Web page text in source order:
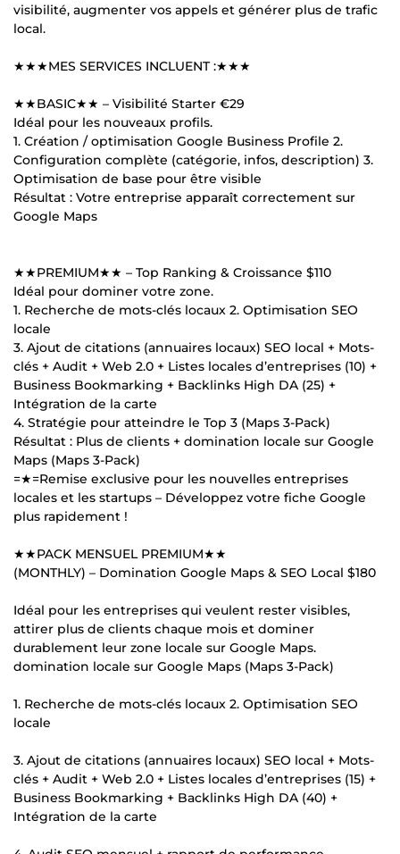
visibilité, augmenter vos appels et générer plus de trafic
local.
★★★MES SERVICES INCLUENT :★★★
★★BASIC★★ – Visibilité Starter €29
Idéal pour les nouveaux profils.
1. Création / optimisation Google Business Profile 2.
Configuration complète (catégorie, infos, description) 3.
Optimisation de base pour être visible
Résultat : Votre entreprise apparaît correctement sur
Google Maps
★★PREMIUM★★ – Top Ranking & Croissance $110
Idéal pour dominer votre zone.
1. Recherche de mots-clés locaux 2. Optimisation SEO
locale
3. Ajout de citations (annuaires locaux) SEO local + Mots-
clés + Audit + Web 2.0 + Listes locales d’entreprises (10) +
Business Bookmarking + Backlinks High DA (25) +
Intégration de la carte
4. Stratégie pour atteindre le Top 3 (Maps 3-Pack)
Résultat : Plus de clients + domination locale sur Google
Maps (Maps 3-Pack)
=★=Remise exclusive pour les nouvelles entreprises
locales et les startups – Développez votre fiche Google
plus rapidement !
★★PACK MENSUEL PREMIUM★★
(MONTHLY) – Domination Google Maps & SEO Local $180
Idéal pour les entreprises qui veulent rester visibles,
attirer plus de clients chaque mois et dominer
durablement leur zone locale sur Google Maps.
domination locale sur Google Maps (Maps 3-Pack)
1. Recherche de mots-clés locaux 2. Optimisation SEO
locale
3. Ajout de citations (annuaires locaux) SEO local + Mots-
clés + Audit + Web 2.0 + Listes locales d’entreprises (15) +
Business Bookmarking + Backlinks High DA (40) +
Intégration de la carte